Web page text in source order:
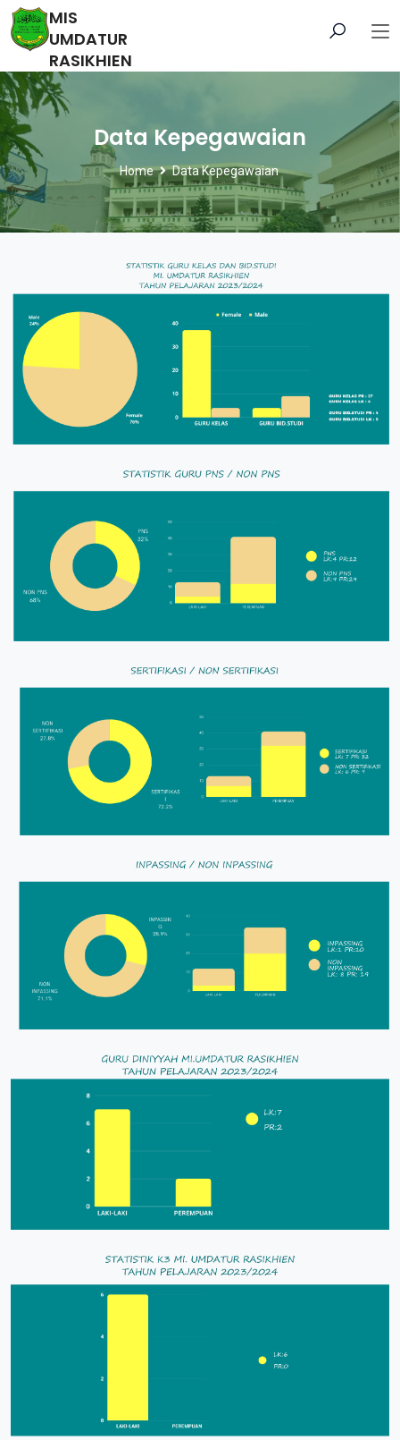
MIS
UMDATUR
RASIKHIEN
Data Kepegawaian
Home Data Kepegawaian